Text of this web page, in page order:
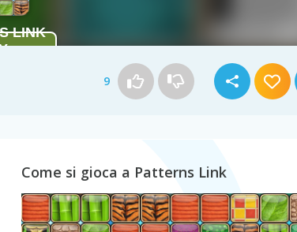
9
Come si gioca a Patterns Link